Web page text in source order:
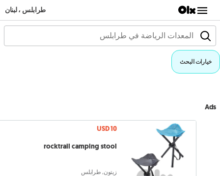
طرابلس ، لبنان
خيارات البحث
Ads
USD 10
rocktrail camping stool
زيتون, طرابلس